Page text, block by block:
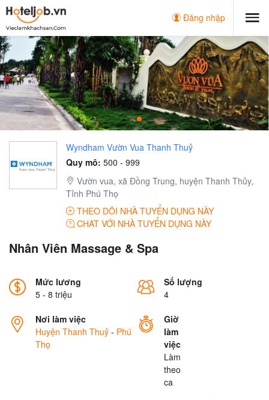
Đăng nhập
Wyndham Vườn Vua Thanh Thuỷ
Quy mô: 500 - 999
Vườn vua, xã Đồng Trung, huyện Thanh Thủy,
Tỉnh Phú Thọ
THEO DÕI NHÀ TUYỂN DỤNG NÀY
CHAT VỚI NHÀ TUYỂN DỤNG NÀY
Nhân Viên Massage & Spa
Mức lương
5 - 8 triệu
Số lượng
4
Nơi làm việc
Huyện Thanh Thuỷ - Phú
Thọ
Giờ
làm
việc
Làm
theo
ca